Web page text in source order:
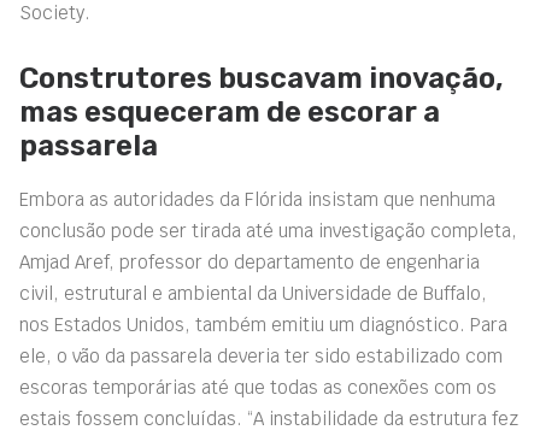
Society.
Construtores buscavam inovação,
mas esqueceram de escorar a
passarela
Embora as autoridades da Flórida insistam que nenhuma
conclusão pode ser tirada até uma investigação completa,
Amjad Aref, professor do departamento de engenharia
civil, estrutural e ambiental da Universidade de Buffalo,
nos Estados Unidos, também emitiu um diagnóstico. Para
ele, o vão da passarela deveria ter sido estabilizado com
escoras temporárias até que todas as conexões com os
estais fossem concluídas. “A instabilidade da estrutura fez